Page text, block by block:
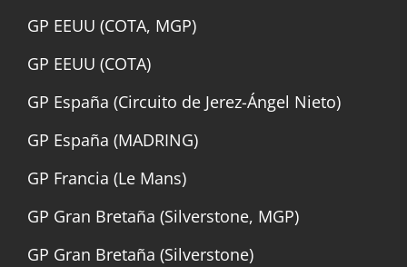
GP EEUU (COTA, MGP)
GP EEUU (COTA)
GP España (Circuito de Jerez-Ángel Nieto)
GP España (MADRING)
GP Francia (Le Mans)
GP Gran Bretaña (Silverstone, MGP)
GP Gran Bretaña (Silverstone)